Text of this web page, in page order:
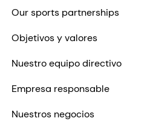
Our sports partnerships
Objetivos y valores
Nuestro equipo directivo
Empresa responsable
Nuestros negocios